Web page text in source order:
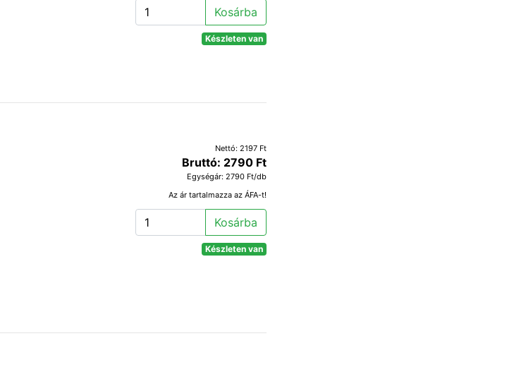
Kosárba
Készleten van
Nettó: 2197 Ft
Bruttó: 2790 Ft
Egységár: 2790 Ft/db
Az ár tartalmazza az ÁFA-t!
Kosárba
Készleten van